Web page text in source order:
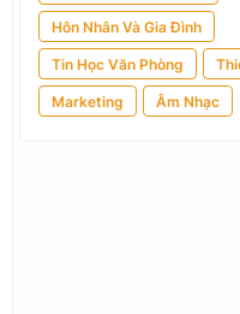
Hôn Nhân Và Gia Đình
Tin Học Văn Phòng
Marketing Âm Nhạc